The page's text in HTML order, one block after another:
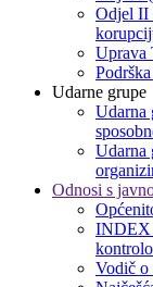
Odjel II
Uprava
Udarne grupe
Udarna
Udarna
Odnosi s
INDEX
Vodič o